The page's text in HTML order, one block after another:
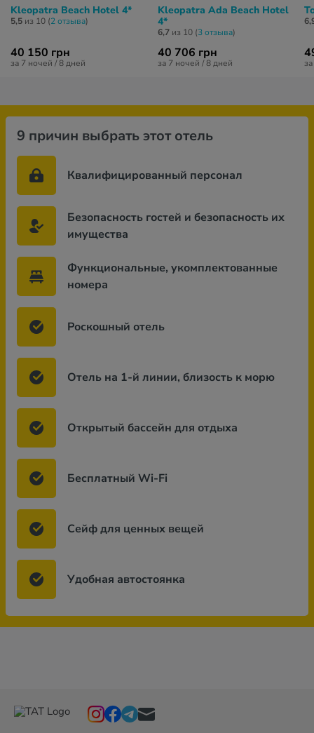
Kleopatra Beach Hotel 4*
5,5 из 10 (2 отзывa)
40 150 грн
за 7 ночей / 8 дней
Kleopatra Ada Beach Hotel
4*
6,7из 10 (3 отзывa)
40 706 грн
за 7 ночей / 8 дней
9 причин выбрать этот отель
Квалифицированный персонал
Безопасность гостей и безопасность их
имущества
Функциональные, укомплектованные
номера
Роскошный отель
Отель на 1-й линии, близость к морю
Открытый бассейн для отдыха
Бесплатный Wi-Fi
Сейф для ценных вещей
Удобная автостоянка